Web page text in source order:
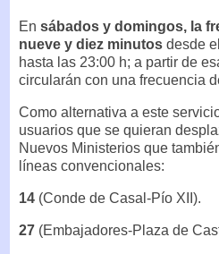
En sábados y domingos, la
nueve y diez minutos desde
hasta las 23:00 h; a partir de
circularán con una frecuencia
Como alternativa a este
usuarios que se quieran
Nuevos Ministerios que
líneas convencionales:
14 (Conde de Casal-Pío XII).
27 (Embajadores-Plaza de